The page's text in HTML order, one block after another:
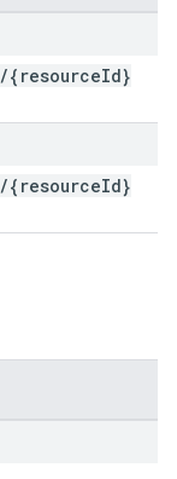
/{resourceId}
/{resourceId}